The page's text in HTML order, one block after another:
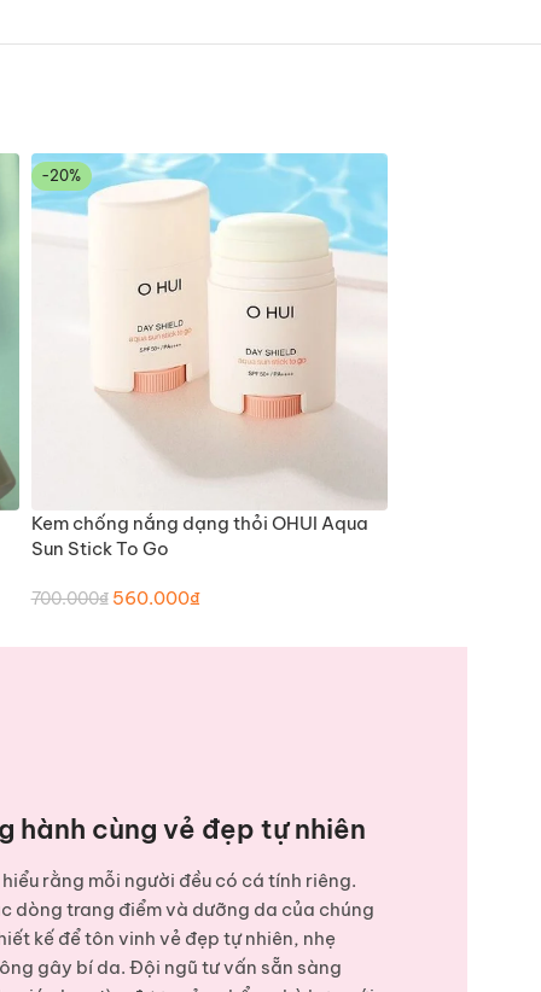
-20%
THÊM VÀO GIỎ HÀNG
Kem chống nắng dạng thỏi OHUI Aqua
Sun Stick To Go
700.000₫ 560.000₫
hành cùng vẻ đẹp tự nhiên
rằng mỗi người đều có cá tính riêng.
dòng trang điểm và dưỡng da của chúng
kế để tôn vinh vẻ đẹp tự nhiên, nhẹ
gây bí da. Đội ngũ tư vấn sẵn sàng